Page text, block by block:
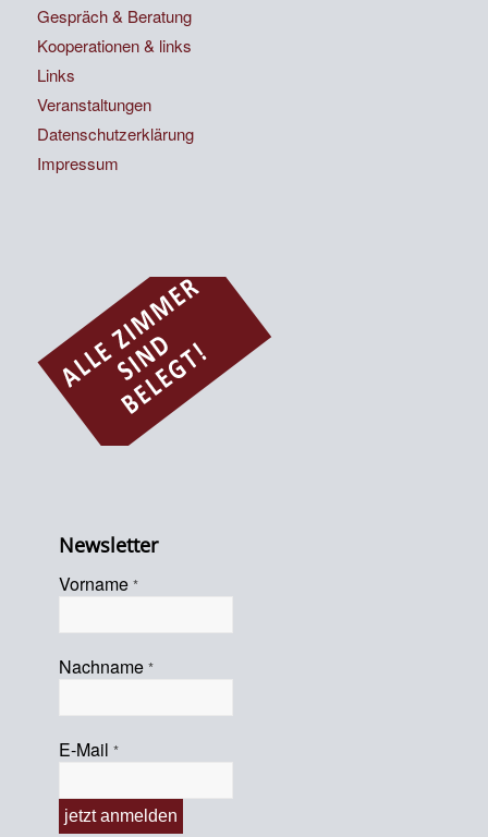
Gespräch & Beratung
Kooperationen & links
Links
Veranstaltungen
Datenschutzerklärung
Impressum
Newsletter
Vorname *
Nachname *
E-Mail *